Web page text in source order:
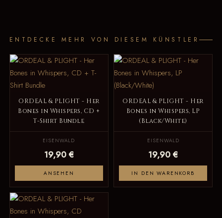
ENTDECKE MEHR VON DIESEM KÜNSTLER
ORDEAL & PLIGHT - Her
Bones in Whispers, CD +
T-Shirt Bundle
EISENWALD
19,90 €
ANSEHEN
ORDEAL & PLIGHT - Her
Bones in Whispers, LP
(Black/White)
EISENWALD
19,90 €
IN DEN WARENKORB